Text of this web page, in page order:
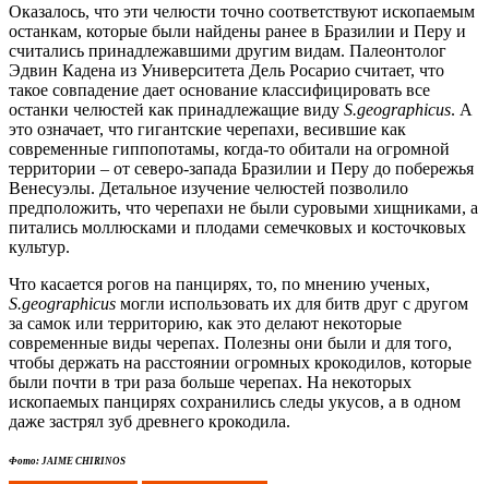
Оказалось, что эти челюсти точно соответствуют ископаемым
останкам, которые были найдены ранее в Бразилии и Перу и
считались принадлежавшими другим видам. Палеонтолог
Эдвин Кадена из Университета Дель Росарио считает, что
такое совпадение дает основание классифицировать все
останки челюстей как принадлежащие виду S.geographicus. А
это означает, что гигантские черепахи, весившие как
современные гиппопотамы, когда-то обитали на огромной
территории – от северо-запада Бразилии и Перу до побережья
Венесуэлы. Детальное изучение челюстей позволило
предположить, что черепахи не были суровыми хищниками, а
питались моллюсками и плодами семечковых и косточковых
культур.
Что касается рогов на панцирях, то, по мнению ученых,
S.geographicus могли использовать их для битв друг с другом
за самок или территорию, как это делают некоторые
современные виды черепах. Полезны они были и для того,
чтобы держать на расстоянии огромных крокодилов, которые
были почти в три раза больше черепах. На некоторых
ископаемых панцирях сохранились следы укусов, а в одном
даже застрял зуб древнего крокодила.
Фото: JAIME CHIRINOS